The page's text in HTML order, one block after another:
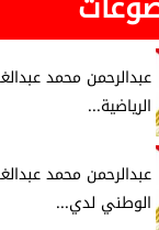
عبدالرحمن محمد
الرياضية...
عبدالرحمن محمد
الوطني لدي...